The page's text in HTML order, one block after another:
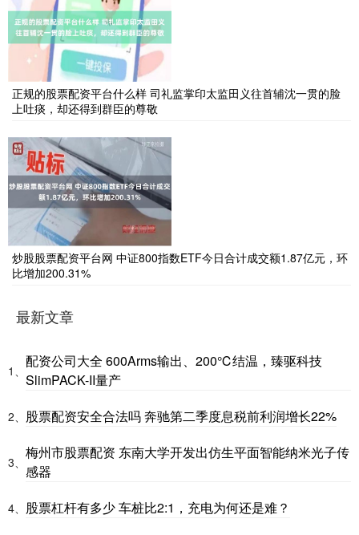
正规的股票配资平台什么样 司礼监掌印太监田义往首辅沈一贯的脸
上吐痰，却还得到群臣的尊敬
炒股股票配资平台网 中证800指数ETF今日合计成交额1.87亿元，环
比增加200.31%
最新文章
1、
配资公司大全 600Arms输出、200℃结温，臻驱科技
SlimPACK-II量产
2、 股票配资安全合法吗 奔驰第二季度息税前利润增长22%
3、
梅州市股票配资 东南大学开发出仿生平面智能纳米光子传
感器
4、 股票杠杆有多少 车桩比2:1，充电为何还是难？